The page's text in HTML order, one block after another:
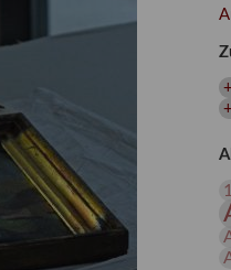
Ziele
21. Jh.
Angebote für Kitas